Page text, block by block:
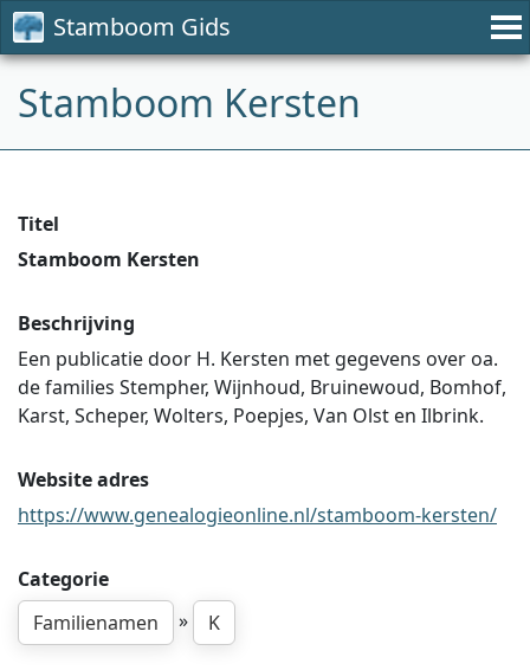
Stamboom Gids
Stamboom Kersten
Titel
Stamboom Kersten
Beschrijving
Een publicatie door H. Kersten met gegevens over oa.
de families Stempher, Wijnhoud, Bruinewoud, Bomhof,
Karst, Scheper, Wolters, Poepjes, Van Olst en Ilbrink.
Website adres
https://www.genealogieonline.nl/stamboom-kersten/
Categorie
Familienamen
» K